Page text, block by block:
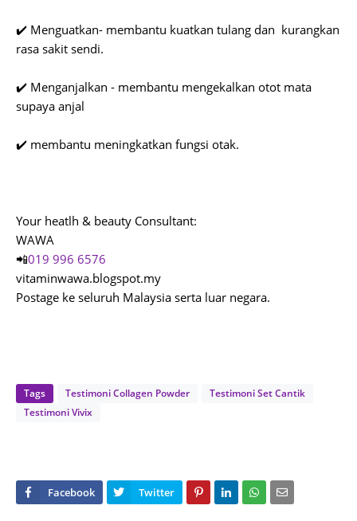
✔️ Menguatkan- membantu kuatkan tulang dan kurangkan
rasa sakit sendi.
✔️ Menganjalkan - membantu mengekalkan otot mata
supaya anjal
✔️ membantu meningkatkan fungsi otak.
Your heatlh & beauty Consultant:
WAWA
📲019 996 6576
vitaminwawa.blogspot.my
Postage ke seluruh Malaysia serta luar negara.
Tags Testimoni Collagen Powder
Testimoni Set Cantik
Testimoni Vivix